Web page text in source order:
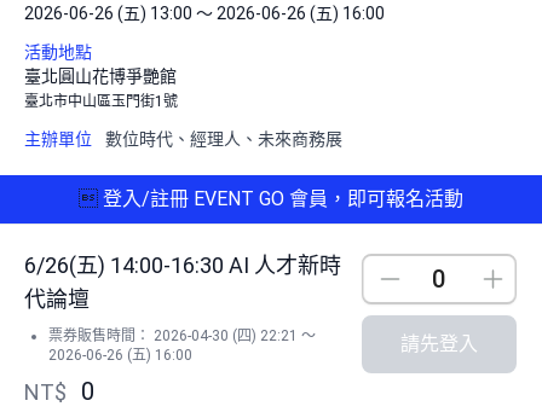
2026-06-26 (五) 13:00 ～ 2026-06-26 (五) 16:00
活動地點
臺北圓山花博爭艷館
臺北市中山區玉門街1號
主辦單位 數位時代、經理人、未來商務展
 登入/註冊 EVENT GO 會員，即可報名活動
6/26(五) 14:00-16:30 AI 人才新時
代論壇
票券販售時間： 2026-04-30 (四) 22:21 ～
2026-06-26 (五) 16:00
NT$ 0
Down
請先登入